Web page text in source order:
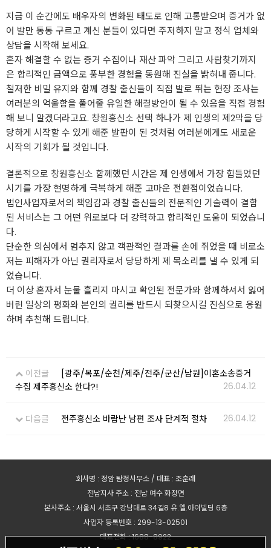
지금 이 순간에도 배우자의 변화된 태도로 인해 고통받으며 증거가 없
어 발만 동동 구르고 계신 분들이 있다면 주저하지 말고 정식 업체와
상담을 시작해 보세요.
혼자 해결할 수 없는 증거 수집이나 재산 파악 그리고 사람찾기까지
은 합리적인 금액으로 풍부한 경험을 동원해 진실을 밝혀내 줍니다.
철저한 비밀 유지와 함께 경찰 출신들이 직접 발로 뛰는 현장 조사는
여러분의 억울함을 풀어줄 유일한 해결방안이 될 수 있음을 직접 경험
해 보니 알겠더라고요. 창원흥신소 선택 하나가 제 인생의 제2막을 당
당하게 시작할 수 있게 해준 발판이 된 것처럼 여러분에게도 새로운
시작의 기회가 될 것입니다.
결론적으로 창원흥신소 함께했던 시간은 제 인생에서 가장 힘들었던
시기를 가장 현명하게 극복하게 해준 고마운 전환점이었습니다.
법인사업자로서의 책임감과 경찰 출신들의 전문적인 기술력이 결합
된 서비스는 그 어떤 위로보다 더 강력하고 합리적인 도움이 되었습니
다.
단순한 의심에서 멈추지 않고 객관적인 결과를 손에 쥐었을 때 비로소
저는 피해자가 아닌 권리자로서 당당하게 제 목소리를 낼 수 있게 되
었습니다.
더 이상 혼자서 눈물 흘리지 마시고 확인된 전문가와 함께하셔서 잃어
버린 일상의 평화와 본인의 권리를 반드시 되찾으시길 진심으로 응원
하며 추천해 드립니다.
이전글
[광주/목포/순천/제주/전주/군산/남원]이혼소송증거
수집 제주흥신소 한다?!
26.04.12
다음글 전주흥신소 바람난 남편 조사 단계적 절차 26.04.12
회사명 : 정암 탐정사무소 / 대표 : 조훈래
전남지사 주소 : 전남 여수 화정면
본사주소 : 서울시 서초구 강남대로 34길8 유.엘.아이빌딩 6층
사업자 등록번호 : 299-13-02501
대표전화 : 1688-8922